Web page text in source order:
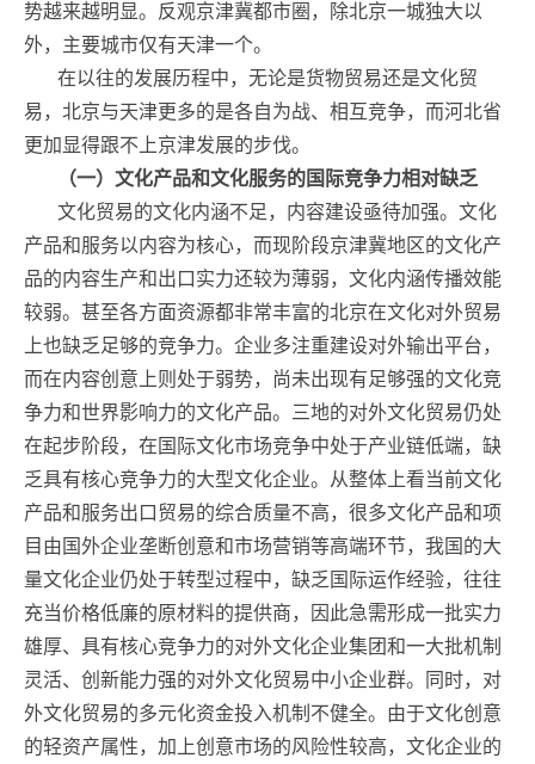
势越来越明显。反观京津冀都市圈，除北京一城独大以
外，主要城市仅有天津一个。
在以往的发展历程中，无论是货物贸易还是文化贸
易，北京与天津更多的是各自为战、相互竞争，而河北省
更加显得跟不上京津发展的步伐。
（一）文化产品和文化服务的国际竞争力相对缺乏
文化贸易的文化内涵不足，内容建设亟待加强。文化
产品和服务以内容为核心，而现阶段京津冀地区的文化产
品的内容生产和出口实力还较为薄弱，文化内涵传播效能
较弱。甚至各方面资源都非常丰富的北京在文化对外贸易
上也缺乏足够的竞争力。企业多注重建设对外输出平台，
而在内容创意上则处于弱势，尚未出现有足够强的文化竞
争力和世界影响力的文化产品。三地的对外文化贸易仍处
在起步阶段，在国际文化市场竞争中处于产业链低端，缺
乏具有核心竞争力的大型文化企业。从整体上看当前文化
产品和服务出口贸易的综合质量不高，很多文化产品和项
目由国外企业垄断创意和市场营销等高端环节，我国的大
量文化企业仍处于转型过程中，缺乏国际运作经验，往往
充当价格低廉的原材料的提供商，因此急需形成一批实力
雄厚、具有核心竞争力的对外文化企业集团和一大批机制
灵活、创新能力强的对外文化贸易中小企业群。同时，对
外文化贸易的多元化资金投入机制不健全。由于文化创意
的轻资产属性，加上创意市场的风险性较高，文化企业的